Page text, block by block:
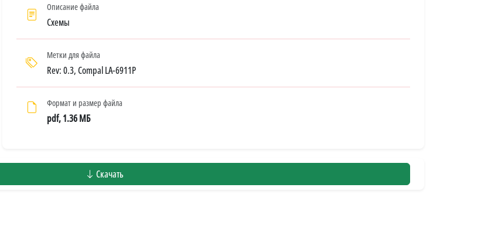
Описание файла
Схемы
Метки для файла
Rev: 0.3, Compal LA-6911P
Формат и размер файла
pdf, 1.36 МБ
Скачать